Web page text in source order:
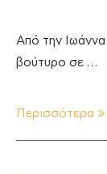
Από την
βούτυρο σε …
Περισσότερα